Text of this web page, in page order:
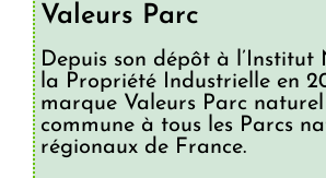
Valeurs Parc
Depuis son dépôt à
la Propriété Industrielle en
marque Valeurs Parc
commune à tous les Parcs
régionaux de France.